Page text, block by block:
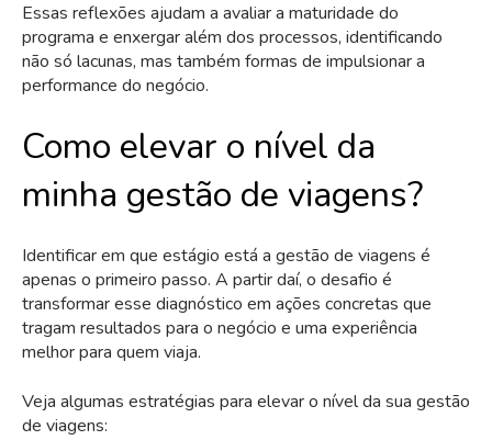
Essas reflexões ajudam a avaliar a maturidade do
programa e enxergar além dos processos, identificando
não só lacunas, mas também formas de impulsionar a
performance do negócio.
Como elevar o nível da
minha gestão de viagens?
Identificar em que estágio está a gestão de viagens é
apenas o primeiro passo. A partir daí, o desafio é
transformar esse diagnóstico em ações concretas que
tragam resultados para o negócio e uma experiência
melhor para quem viaja.
Veja algumas estratégias para elevar o nível da sua gestão
de viagens: